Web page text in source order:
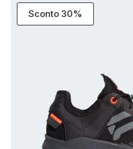
Sconto 30%